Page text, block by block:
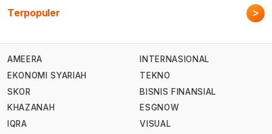
Terpopuler >
AMEERA
EKONOMI SYARIAH
SKOR
KHAZANAH
IQRA
INTERNASIONAL
TEKNO
BISNIS FINANSIAL
ESGNOW
VISUAL